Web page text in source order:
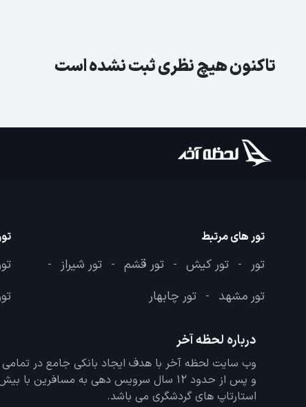
تاکنون هیچ نظری ثبت نشده است
تور های مرتبط
تور - تور کیش - تور قشم - تور شیراز -
تور مشهد - تور چابهار
درباره لحظه آخر
و پس از حدود 12 سال سرویس دهی به
استارتاپ های گردشگری می باشد.